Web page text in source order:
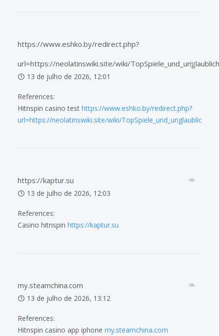
https://www.eshko.by/redirect.php?
url=https://neolatinswiki.site/wiki/
13 de julho de 2026, 12:01
References:
Hitnspin casino test https://www.eshko.by/redirect.php?
url=https://neolatinswiki.site/wiki/
https://kaptur.su
13 de julho de 2026, 12:03
References:
Casino hitnspin https://kaptur.su
my.steamchina.com
13 de julho de 2026, 13:12
References:
Hitnspin casino app iphone my.steamchina.com